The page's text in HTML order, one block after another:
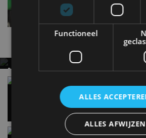
Nieuwste
MET KORTING NAAR EV
AUTORAI REGELT HET!
EV Experience 2026 van 24 tot 26
28 mei
Gespot: een Chevrolet
Functioneel
ALLES
ALLES AFWIJZEN